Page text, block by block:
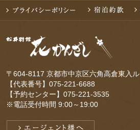
〒604-8117 京都市中京区六角高倉東入ル
【代表番号】075-221-6688
【予約センター】075-221-3535
※電話受付時間 9:00～19:00